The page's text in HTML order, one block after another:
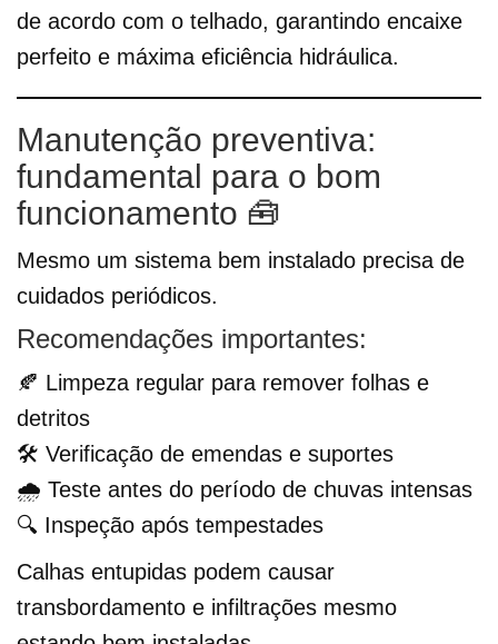
de acordo com o telhado, garantindo encaixe
perfeito e máxima eficiência hidráulica.
Manutenção preventiva:
fundamental para o bom
funcionamento 🧰
Mesmo um sistema bem instalado precisa de
cuidados periódicos.
Recomendações importantes:
🍂 Limpeza regular para remover folhas e
detritos
🛠️ Verificação de emendas e suportes
🌧️ Teste antes do período de chuvas intensas
🔍 Inspeção após tempestades
Calhas entupidas podem causar
transbordamento e infiltrações mesmo